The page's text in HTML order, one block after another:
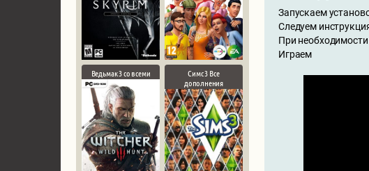
Ведьмак 3 со всеми
Симс 3 Все
дополнения
Запускаем
Следуем
При
Играем